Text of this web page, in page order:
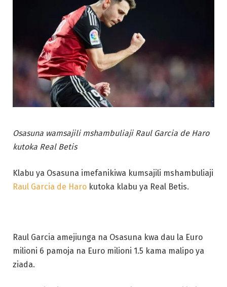
Osasuna wamsajili mshambuliaji Raul Garcia de Haro
kutoka Real Betis
Klabu ya Osasuna imefanikiwa kumsajili mshambuliaji
Raul Garcia de Haro kutoka klabu ya Real Betis.
Raul Garcia amejiunga na Osasuna kwa dau la Euro
milioni 6 pamoja na Euro milioni 1.5 kama malipo ya
ziada.